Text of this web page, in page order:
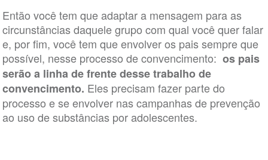
Então você tem que adaptar a mensagem para as
circunstâncias daquele grupo com qual você quer falar
e, por fim, você tem que envolver os pais sempre que
possível, nesse processo de convencimento: os pais
serão a linha de frente desse trabalho de
convencimento. Eles precisam fazer parte do
processo e se envolver nas campanhas de prevenção
ao uso de substâncias por adolescentes.